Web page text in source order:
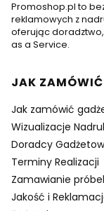
Promoshop.pl to
reklamowych z
oferując
as a Service.
Linki w
JAK
Jak zamówić
Wizualizacje
Doradcy
Terminy Realizacji
Zamawianie
Jakość i